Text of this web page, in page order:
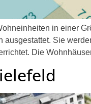
in einer
Sie
Die